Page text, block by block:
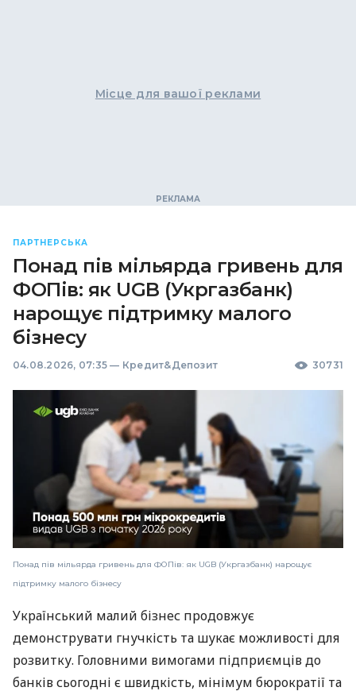
Місце для вашої реклами
ПАРТНЕРСЬКА
Понад пів мільярда гривень для
ФОПів: як UGB (Укргазбанк)
нарощує підтримку малого
бізнесу
04.08.2026, 07:35 — Кредит&Депозит 30731
Понад пів мільярда гривень для ФОПів: як UGB (Укргазбанк) нарощує
підтримку малого бізнесу
Український малий бізнес продовжує
демонструвати гнучкість та шукає можливості для
розвитку. Головними вимогами підприємців до
банків сьогодні є швидкість, мінімум бюрократії та